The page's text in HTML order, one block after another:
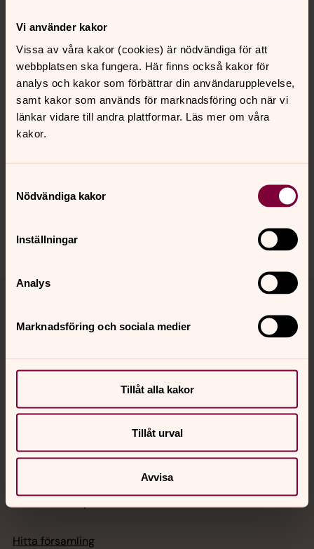
Vi använder kakor
Vissa av våra kakor (cookies) är nödvändiga för att
webbplatsen ska fungera. Här finns också kakor för
analys och kakor som förbättrar din användarupplevelse,
samt kakor som används för marknadsföring och när vi
länkar vidare till andra plattformar. Läs mer om våra
kakor.
Nödvändiga kakor
Inställningar
Analys
Marknadsföring och sociala medier
Tillåt alla kakor
Tillåt urval
Avvisa
Kontakt
Kalender
Sociala kanaler
Akut samtals- och krisstöd. Prata eller chatta anonymt
med en präst på kvällar och nätter.
Digitalt brev
Svenska kyrkan
Hitta församling